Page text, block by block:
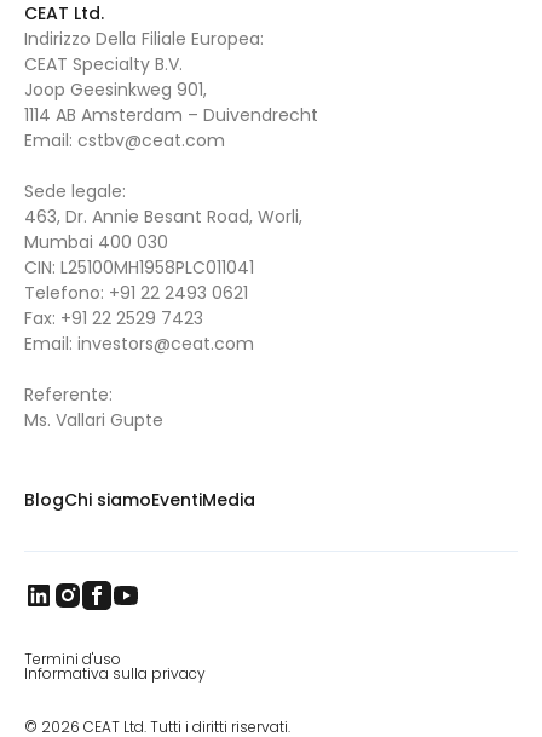
CEAT Ltd.
Indirizzo Della Filiale Europea:
CEAT Specialty B.V.
Joop Geesinkweg 901,
1114 AB Amsterdam – Duivendrecht
Email: cstbv@ceat.com
Sede legale:
463, Dr. Annie Besant Road, Worli,
Mumbai 400 030
CIN: L25100MH1958PLC011041
Telefono: +91 22 2493 0621
Fax: +91 22 2529 7423
Email: investors@ceat.com
Referente:
Ms. Vallari Gupte
BlogChi siamoEventiMedia
© 2026 CEAT Ltd. Tutti i diritti riservati.
Termini d'uso
Informativa sulla privacy